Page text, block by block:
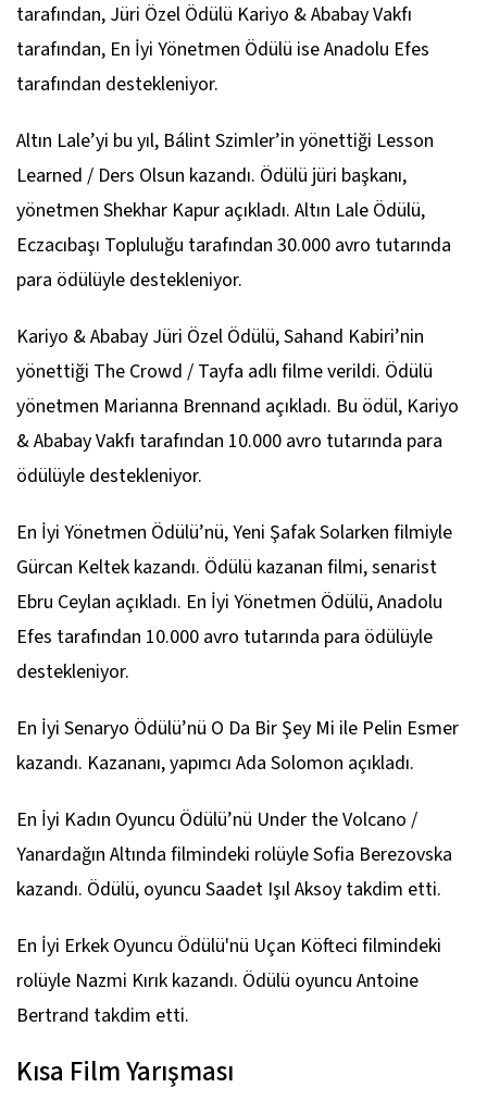
tarafından, Jüri Özel Ödülü Kariyo & Ababay Vakfı
tarafından, En İyi Yönetmen Ödülü ise Anadolu Efes
tarafından destekleniyor.
Altın Lale’yi bu yıl, Bálint Szimler’in yönettiği Lesson
Learned / Ders Olsun kazandı. Ödülü jüri başkanı,
yönetmen Shekhar Kapur açıkladı. Altın Lale Ödülü,
Eczacıbaşı Topluluğu tarafından 30.000 avro tutarında
para ödülüyle destekleniyor.
Kariyo & Ababay Jüri Özel Ödülü, Sahand Kabiri’nin
yönettiği The Crowd / Tayfa adlı filme verildi. Ödülü
yönetmen Marianna Brennand açıkladı. Bu ödül, Kariyo
& Ababay Vakfı tarafından 10.000 avro tutarında para
ödülüyle destekleniyor.
En İyi Yönetmen Ödülü’nü,Yeni Şafak Solarken filmiyle
Gürcan Keltek kazandı. Ödülü kazanan filmi, senarist
Ebru Ceylan açıkladı. En İyi Yönetmen Ödülü, Anadolu
Efes tarafından 10.000 avro tutarında para ödülüyle
destekleniyor.
En İyi Senaryo Ödülü’nü O Da Bir Şey Mi ile Pelin Esmer
kazandı. Kazananı, yapımcı Ada Solomon açıkladı.
En İyi Kadın Oyuncu Ödülü’nü Under the Volcano /
Yanardağın Altında filmindeki rolüyle Sofia Berezovska
kazandı. Ödülü, oyuncu Saadet Işıl Aksoy takdim etti.
En İyi Erkek Oyuncu Ödülü'nü Uçan Köfteci filmindeki
rolüyle Nazmi Kırık kazandı. Ödülü oyuncu Antoine
Bertrand takdim etti.
Kısa Film Yarışması